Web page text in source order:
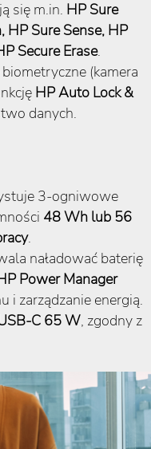
się m.in. HP Sure
HP Sure Sense, HP
Secure Erase.
(kamera
HP Auto Lock &
danych.
3-ogniwowe
48 Wh lub 56
.
naładować baterię
Power Manager
i zarządzanie energią.
C 65 W, zgodny z